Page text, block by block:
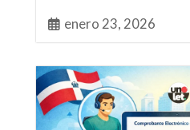
enero 23, 2026